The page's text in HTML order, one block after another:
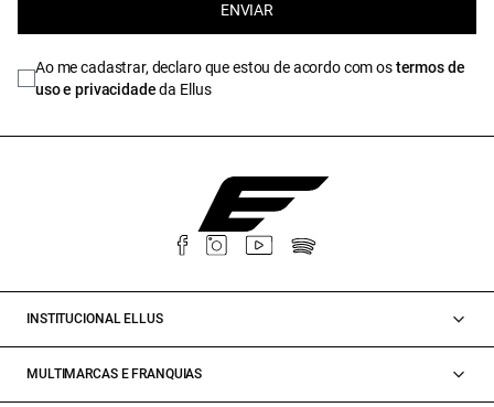
ENVIAR
Ao me cadastrar, declaro que estou de acordo com ostermos de
uso e privacidadeda Ellus
INSTITUCIONAL ELLUS
MULTIMARCAS E FRANQUIAS